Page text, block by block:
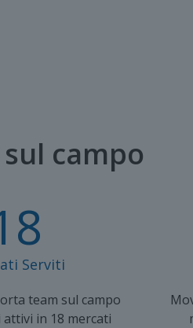
campo
Serviti
team sul campo
in 18 mercati